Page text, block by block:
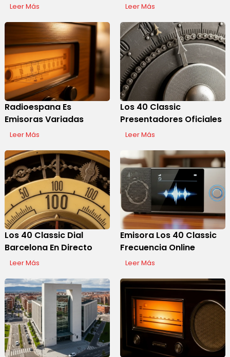
Leer Más Leer Más
Radioespana Es
Emisoras Variadas
Leer Más
Los 40 Classic
Presentadores Oficiales
Leer Más
Los 40 Classic Dial
Barcelona En Directo
Leer Más
Emisora Los 40 Classic
Frecuencia Online
Leer Más